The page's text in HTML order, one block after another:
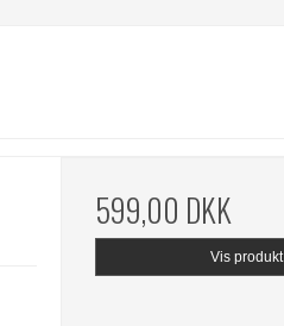
599,00 DKK
Vis produkt